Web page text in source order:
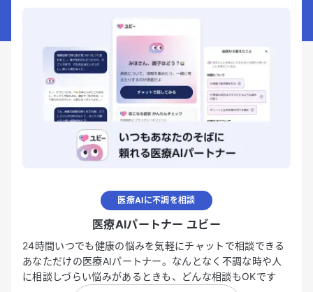
医療AIに不調を相談
医療AIパートナー ユビー
24時間いつでも健康の悩みを気軽にチャットで相談できる
あなただけの医療AIパートナー。なんとなく不調な時や人
に相談しづらい悩みがあるときも、どんな相談もOKです